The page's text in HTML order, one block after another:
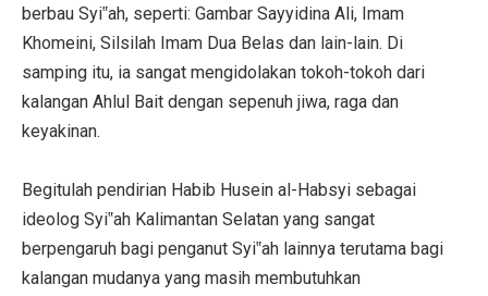
berbau Syi‟ah, seperti: Gambar Sayyidina Ali, Imam
Khomeini, Silsilah Imam Dua Belas dan lain-lain. Di
samping itu, ia sangat mengidolakan tokoh-tokoh dari
kalangan Ahlul Bait dengan sepenuh jiwa, raga dan
keyakinan.
Begitulah pendirian Habib Husein al-Habsyi sebagai
ideolog Syi‟ah Kalimantan Selatan yang sangat
berpengaruh bagi penganut Syi‟ah lainnya terutama bagi
kalangan mudanya yang masih membutuhkan